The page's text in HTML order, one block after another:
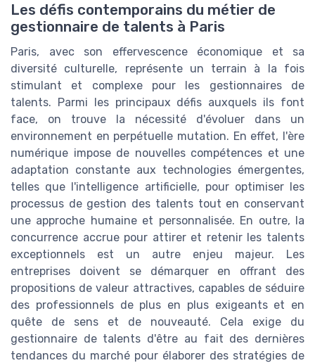
Les défis contemporains du métier de
gestionnaire de talents à Paris
Paris, avec son effervescence économique et sa
diversité culturelle, représente un terrain à la fois
stimulant et complexe pour les gestionnaires de
talents. Parmi les principaux défis auxquels ils font
face, on trouve la nécessité d'évoluer dans un
environnement en perpétuelle mutation. En effet, l'ère
numérique impose de nouvelles compétences et une
adaptation constante aux technologies émergentes,
telles que l'intelligence artificielle, pour optimiser les
processus de gestion des talents tout en conservant
une approche humaine et personnalisée. En outre, la
concurrence accrue pour attirer et retenir les talents
exceptionnels est un autre enjeu majeur. Les
entreprises doivent se démarquer en offrant des
propositions de valeur attractives, capables de séduire
des professionnels de plus en plus exigeants et en
quête de sens et de nouveauté. Cela exige du
gestionnaire de talents d'être au fait des dernières
tendances du marché pour élaborer des stratégies de